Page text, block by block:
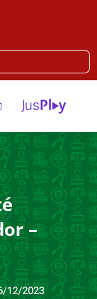
–
12/2023